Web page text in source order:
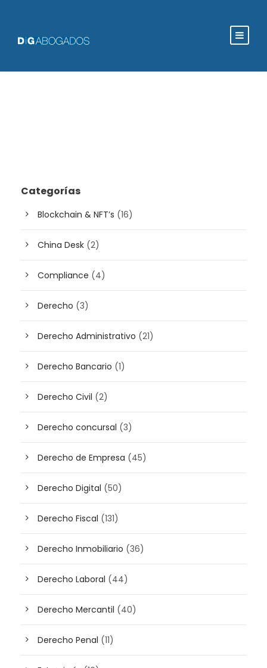
Categorías
Blockchain & NFT’s (16)
China Desk (2)
Compliance (4)
Derecho (3)
Derecho Administrativo (21)
Derecho Bancario (1)
Derecho Civil (2)
Derecho concursal (3)
Derecho de Empresa (45)
Derecho Digital (50)
Derecho Fiscal (131)
Derecho Inmobiliario (36)
Derecho Laboral (44)
Derecho Mercantil (40)
Derecho Penal (11)